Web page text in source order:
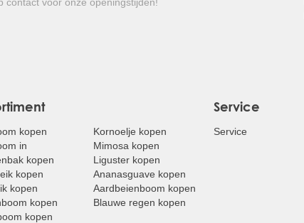
kopen
in
kopen
kopen
kopen
kopen
kopen
Kornoelje kopen
Mimosa kopen
Liguster kopen
Ananasguave kopen
Aardbeienboom kopen
Blauwe regen kopen
Service
Service